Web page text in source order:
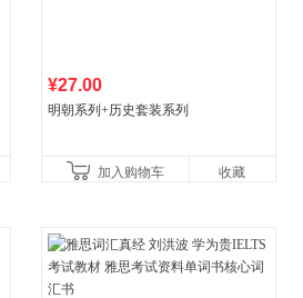
¥27.00
明朝系列+历史套装系列
加入购物车 收藏